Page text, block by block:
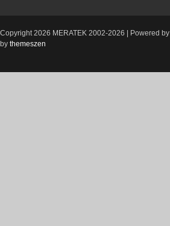
Copyright 2026 MERATEK 2002-2026 | Powered by
by themeszen